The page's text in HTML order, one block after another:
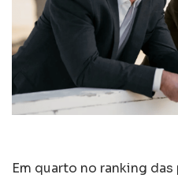
Em quarto no ranking